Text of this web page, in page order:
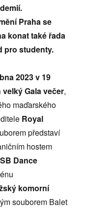
Praha se
konat také řada
pro studenty.
2023 v 19
Gala večer,
maďarského
Royal
představí
hostem
Dance
komorní
souborem Balet